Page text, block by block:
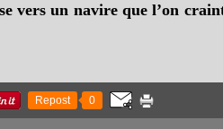
vers un navire que l’on
Repost 0